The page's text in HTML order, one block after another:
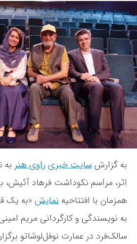
س
ن
د
ه
ن
و
ش
ت
ه
ر
ی
خ
ن
و
ش
ت
ه
به گزارشسایت خبری راوی هنر به
اثر، مراسم نکوداشت فرهاد آئیش،
همزمان با افتتاحیه نمایش«به یک
به نویسندگی و کارگردانی مریم
سالک‌فرد در عمارت نوفل‌لوشاتو